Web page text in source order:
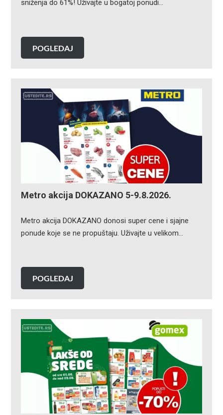
sniženja do 61%! Uživajte u bogatoj ponudi…
POGLEDAJ
Metro akcija DOKAZANO 5-9.8.2026.
Metro akcija DOKAZANO donosi super cene i sjajne
ponude koje se ne propuštaju. Uživajte u velikom…
POGLEDAJ